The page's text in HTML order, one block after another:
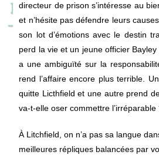
directeur de prison s’intéresse au
et n’hésite pas défendre leurs
son lot d’émotions avec le destin
perd la vie et un jeune officier
a une ambiguïté sur la
rend l’affaire encore plus terrible.
quitte Licthfield et une autre prend
va-t-elle oser commettre l’irréparable
À Litchfield, on n’a pas sa langue
meilleures répliques balancées par